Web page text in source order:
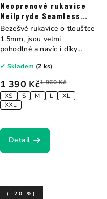
Neoprenové rukavice
Neilpryde Seamless
Glove 1.5mm
1 390 Kč1 960 Kč
XS S M L
XL
XXL
✓ Skladem (2 ks)
Detail
Bezešvé rukavice o tloušťce
1.5mm, jsou velmi
pohodlné a navíc i díky
(–20 %)